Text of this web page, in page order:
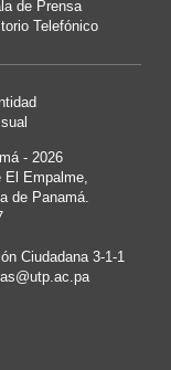
de Prensa
Telefónico
- 2026
El Empalme,
de Panamá.
Ciudadana 3-1-1